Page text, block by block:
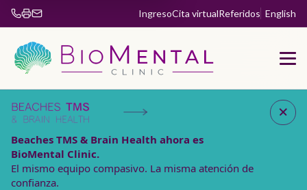
Fax 904-853-5885 IngresoCita virtualReferidos English
Beaches TMS & Brain Health ahora es
BioMental Clinic.
El mismo equipo compasivo. La misma atención de
confianza.